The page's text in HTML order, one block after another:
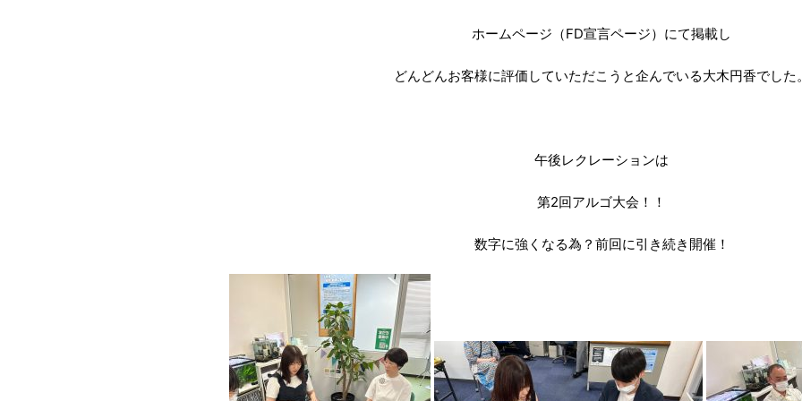
ホームページ（FD宣言ページ）にて掲載し
どんどんお客様に評価していただこうと企んでいる大木円香でした
午後レクレーションは
第2回アルゴ大会！！
数字に強くなる為？前回に引き続き開催！